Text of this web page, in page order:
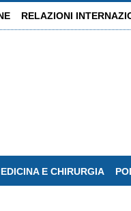
RELAZIONI
E CHIRURGIA